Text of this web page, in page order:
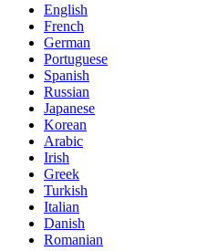
English
French
German
Portuguese
Spanish
Russian
Japanese
Korean
Arabic
Irish
Greek
Turkish
Italian
Danish
Romanian